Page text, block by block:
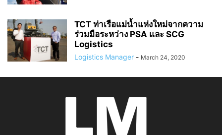
TCT ท่าเรือแม่น้ำแห่งใหม่จากความ
ร่วมมือระหว่าง PSA และ SCG
Logistics
Logistics Manager - March 24, 2020